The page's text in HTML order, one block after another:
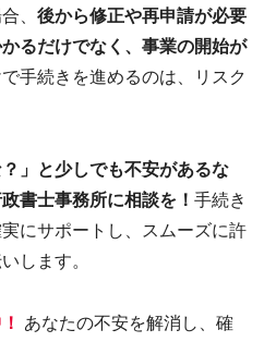
、 後から修正や再申請が必要
るだけでなく、事業の開始が
手続きを進めるのは、リスク
」と少しでも不安があるな
書士事務所に相談を！ 手続き
にサポートし、スムーズに許
します。
あなたの不安を解消し、確